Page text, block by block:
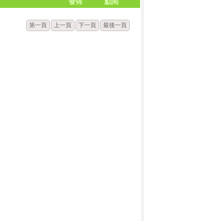
第一頁 上一頁 下一頁 最後一頁